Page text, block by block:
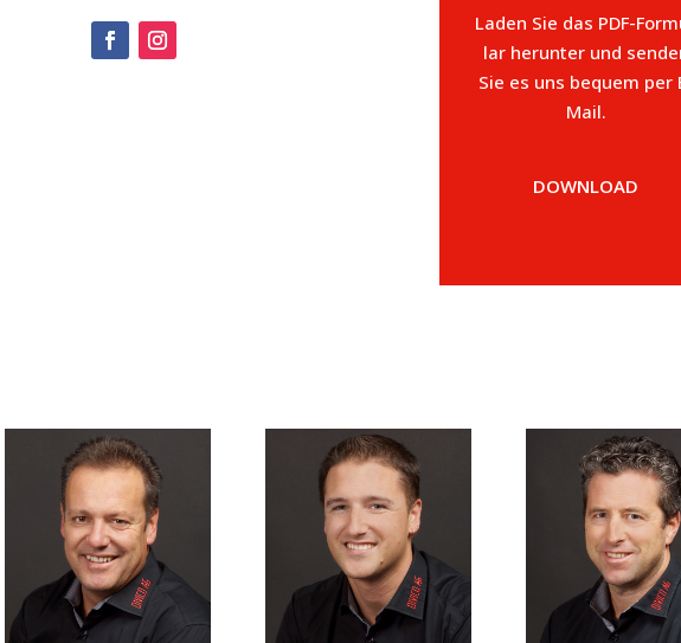
Laden Sie das PDF-
lar her­un­ter und
Sie es uns bequem per
Mail.
DOWN­LOAD